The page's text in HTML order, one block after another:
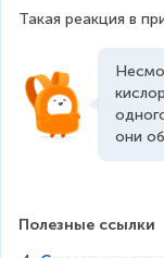
Такая реакция в
они
Полезные ссылки